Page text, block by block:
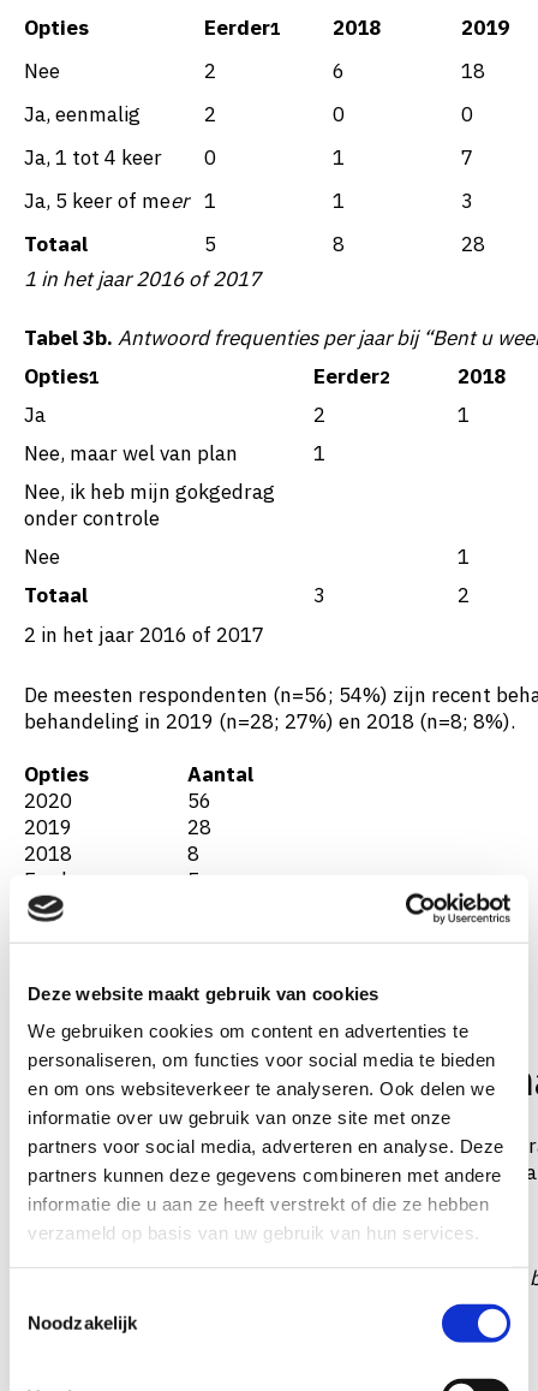
Deze website maakt gebruik van cookies
We gebruiken cookies om content en advertenties te
personaliseren, om functies voor social media te bieden
en om ons websiteverkeer te analyseren. Ook delen we
informatie over uw gebruik van onze site met onze
partners voor social media, adverteren en analyse. Deze
partners kunnen deze gegevens combineren met andere
informatie die u aan ze heeft verstrekt of die ze hebben
verzameld op basis van uw gebruik van hun services.
Noodzakelijk
Opties
Eerder1 2018
2019
Nee
2 6
18
Ja, eenmalig
2 0
0
Ja, 1 tot 4 keer
0 1
7
Ja, 5 keer of meer 1 1
3
Totaal
5 8
28
1 in het jaar 2016 of 2017
Tabel 3b. Antwoord frequenties per jaar bij “Bent u
Opties1 Eerder2
2018
Ja
2
1
Nee, maar wel van plan
1
Nee, ik heb mijn gokgedrag
onder controle
Nee
1
Totaal
3
2
2 in het jaar 2016 of 2017
De meesten respondenten (n=56; 54%) zijn recent
behandeling in 2019 (n=28; 27%) en 2018 (n=8; 8%).
Opties
Aantal
2020
56
2019
28
2018
8
Eerder
5
Hervitas behandeling en
De Hervitas behandeling krijgt gemiddeld een 8,6.
rapportcijfer voor behandeling, iets scheef verdeeld
hun ervaring bij Hervitas (Tabel 5).
Spreiding bij het rapportcijfer voor de Hervitas